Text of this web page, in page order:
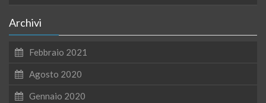
Archivi
Febbraio 2021
Agosto 2020
Gennaio 2020